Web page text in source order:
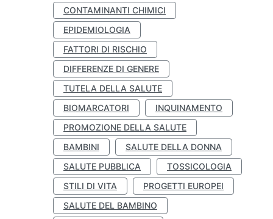
CONTAMINANTI CHIMICI
EPIDEMIOLOGIA
FATTORI DI RISCHIO
DIFFERENZE DI GENERE
TUTELA DELLA SALUTE
BIOMARCATORI
INQUINAMENTO
PROMOZIONE DELLA SALUTE
BAMBINI
SALUTE DELLA DONNA
SALUTE PUBBLICA
TOSSICOLOGIA
STILI DI VITA
PROGETTI EUROPEI
SALUTE DEL BAMBINO